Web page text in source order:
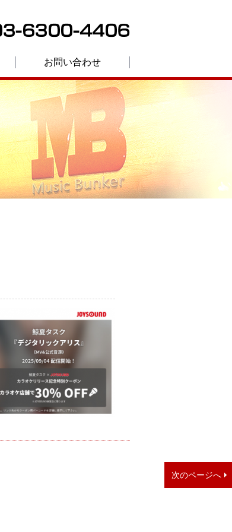
お問い合わせ
次のページへ